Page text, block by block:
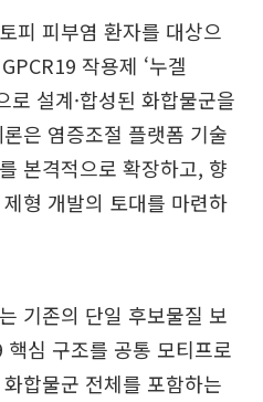
피 피부염 환자를 대상으
작용제 ‘누겔
로 설계·합성된 화합물군을
은 염증조절 플랫폼 기술
본격적으로 확장하고, 향
형 개발의 토대를 마련하
기존의 단일 후보물질 보
심 구조를 공통 모티프로
합물군 전체를 포함하는